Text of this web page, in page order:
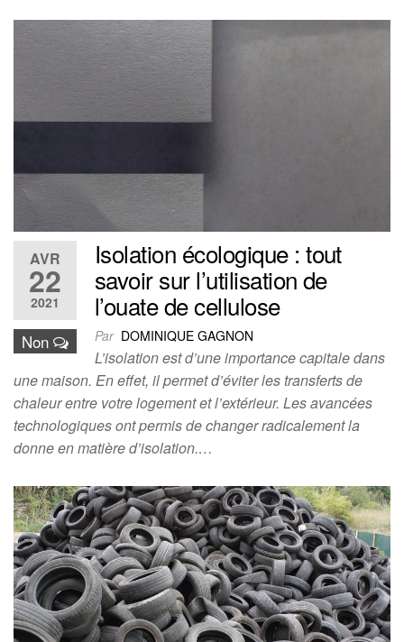
AVR
22
2021
Non
Isolation écologique : tout
savoir sur l’utilisation de
l’ouate de cellulose
Par DOMINIQUE GAGNON
L’isolation est d’une importance capitale dans
une maison. En effet, il permet d’éviter les transferts de
chaleur entre votre logement et l’extérieur. Les avancées
technologiques ont permis de changer radicalement la
donne en matière d’isolation.…